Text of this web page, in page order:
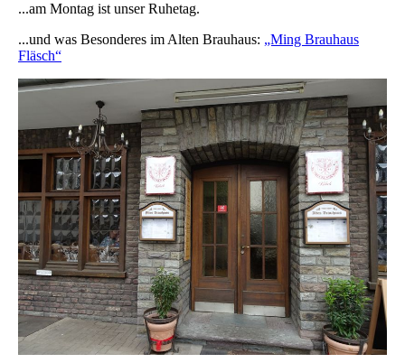
...am Montag ist unser Ruhetag.
...und was Besonderes im Alten Brauhaus: „Ming Brauhaus
Fläsch“